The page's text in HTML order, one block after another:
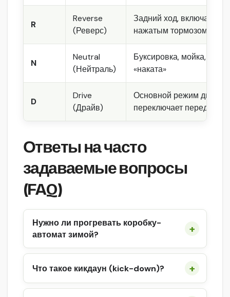
R
Reverse
(Реверс)
Задний ход, включать
нажатым тормозом
N
Neutral
(Нейтраль)
Буксировка, мойка, не
«наката»
D
Drive
(Драйв)
Основной режим
переключает передачи
Ответы на часто
задаваемые вопросы
(FAQ)
Нужно ли прогревать коробку-
автомат зимой?
Что такое кикдаун (kick-down)?